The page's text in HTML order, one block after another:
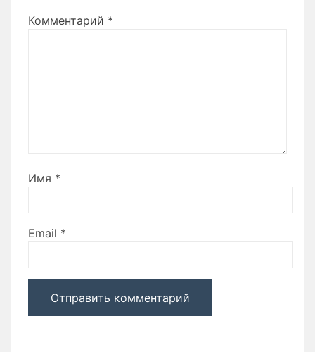
Комментарий *
Имя *
Email *